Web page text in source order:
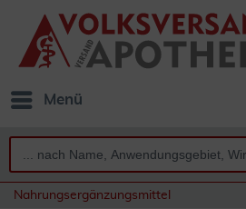
Menü
Nahrungsergänzungsmittel